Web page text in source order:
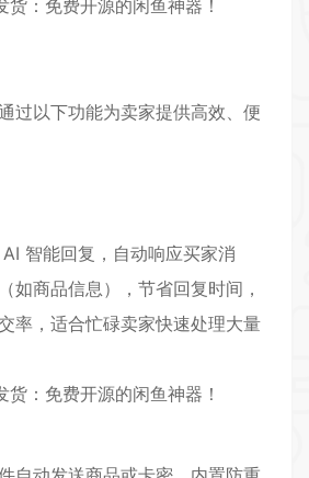
过以下功能为卖家提供高效、便
智能回复 ，自动响应买家消
如商品信息），节省回复时间，
率，适合忙碌卖家快速处理大量